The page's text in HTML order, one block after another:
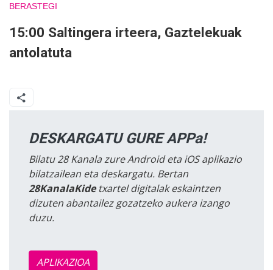
BERASTEGI
15:00 Saltingera irteera, Gaztelekuak
antolatuta
DESKARGATU GURE APPa!
Bilatu 28 Kanala zure Android eta iOS aplikazio
bilatzailean eta deskargatu. Bertan
28KanalaKidetxartel digitalak eskaintzen
dizuten abantailez gozatzeko aukera izango
duzu.
APLIKAZIOA